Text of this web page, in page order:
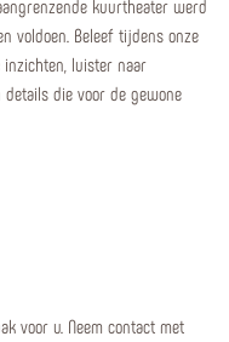
kuurtheater werd
voldoen. Beleef tijdens onze
inzichten, luister naar
die voor de gewone
voor u. Neem contact met